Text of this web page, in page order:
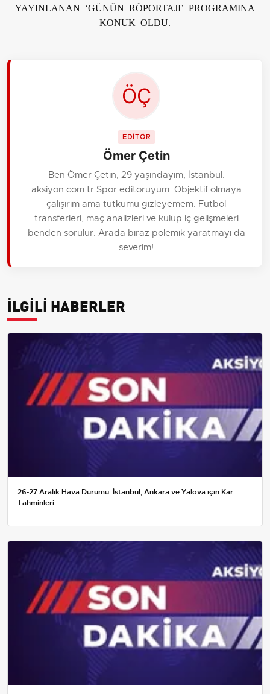
YAYINLANAN ‘GÜNÜN RÖPORTAJI’ PROGRAMINA
KONUK OLDU.
EDİTÖR
Ömer Çetin
Ben Ömer Çetin, 29 yaşındayım, İstanbul.
aksiyon.com.tr Spor editörüyüm. Objektif olmaya
çalışırım ama tutkumu gizleyemem. Futbol
transferleri, maç analizleri ve kulüp iç gelişmeleri
benden sorulur. Arada biraz polemik yaratmayı da
severim!
İLGİLİ HABERLER
26-27 Aralık Hava Durumu: İstanbul, Ankara ve Yalova için Kar
Tahminleri